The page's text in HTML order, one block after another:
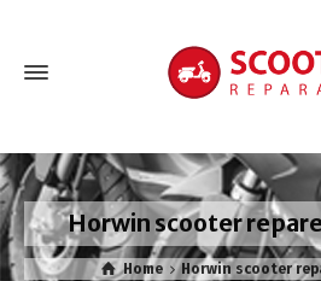
Horwin scooter
Home Horwin scooter